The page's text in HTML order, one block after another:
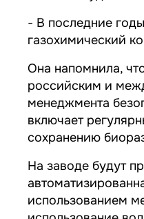
- В последние
газохимический
Она напомнила,
российским и
менеджмента
включает
сохранению
На заводе будут
использованием